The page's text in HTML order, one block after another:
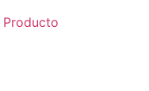
Producto